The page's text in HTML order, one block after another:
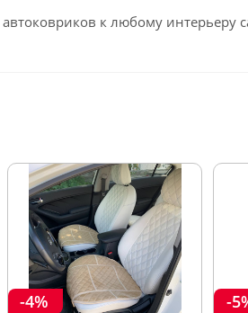
к любому интерьеру
-4% -